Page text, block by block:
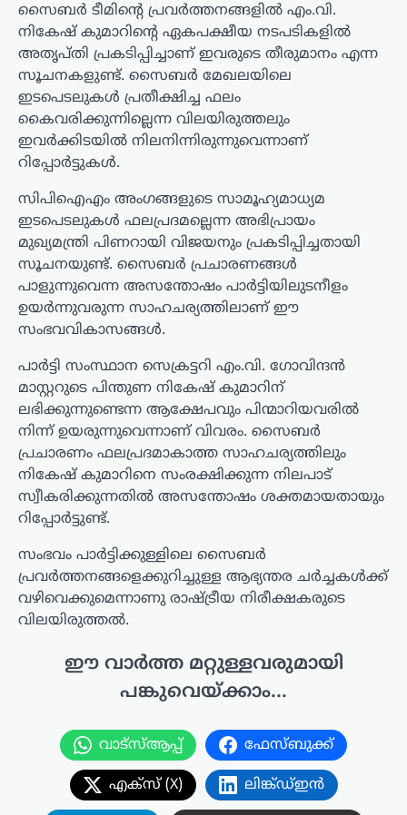
സൈബർ ടീമിന്റെ പ്രവർത്തനങ്ങളിൽ എം.വി.
നികേഷ് കുമാറിന്റെ ഏകപക്ഷീയ നടപടികളിൽ
അതൃപ്തി പ്രകടിപ്പിച്ചാണ് ഇവരുടെ തീരുമാനം എന്ന
സൂചനകളുണ്ട്. സൈബർ മേഖലയിലെ
ഇടപെടലുകൾ പ്രതീക്ഷിച്ച ഫലം
കൈവരിക്കുന്നില്ലെന്ന വിലയിരുത്തലും
ഇവർക്കിടയിൽ നിലനിന്നിരുന്നുവെന്നാണ്
റിപ്പോർട്ടുകൾ.
സിപിഐഎം അംഗങ്ങളുടെ സാമൂഹ്യമാധ്യമ
ഇടപെടലുകൾ ഫലപ്രദമല്ലെന്ന അഭിപ്രായം
മുഖ്യമന്ത്രി പിണറായി വിജയനും പ്രകടിപ്പിച്ചതായി
സൂചനയുണ്ട്. സൈബർ പ്രചാരണങ്ങൾ
പാളുന്നുവെന്ന അസന്തോഷം പാർട്ടിയിലുടനീളം
ഉയർന്നുവരുന്ന സാഹചര്യത്തിലാണ് ഈ
സംഭവവികാസങ്ങൾ.
പാർട്ടി സംസ്ഥാന സെക്രട്ടറി എം.വി. ഗോവിന്ദൻ
മാസ്റ്ററുടെ പിന്തുണ നികേഷ് കുമാറിന്
ലഭിക്കുന്നുണ്ടെന്ന ആക്ഷേപവും പിന്മാറിയവരിൽ
നിന്ന് ഉയരുന്നുവെന്നാണ് വിവരം. സൈബർ
പ്രചാരണം ഫലപ്രദമാകാത്ത സാഹചര്യത്തിലും
നികേഷ് കുമാറിനെ സംരക്ഷിക്കുന്ന നിലപാട്
സ്വീകരിക്കുന്നതിൽ അസന്തോഷം ശക്തമായതായും
റിപ്പോർട്ടുണ്ട്.
സംഭവം പാർട്ടിക്കുള്ളിലെ സൈബർ
പ്രവർത്തനങ്ങളെക്കുറിച്ചുള്ള ആഭ്യന്തര ചര്‍ച്ചകൾക്ക്
വഴിവെക്കുമെന്നാണു രാഷ്ട്രീയ നിരീക്ഷകരുടെ
വിലയിരുത്തൽ.
ഈ വാർത്ത മറ്റുള്ളവരുമായി
പങ്കുവെയ്ക്കാം...
വാട്സ്ആപ്പ് ഫേസ്ബുക്ക്
എക്സ് (X) ലിങ്ക്ഡ്ഇൻ